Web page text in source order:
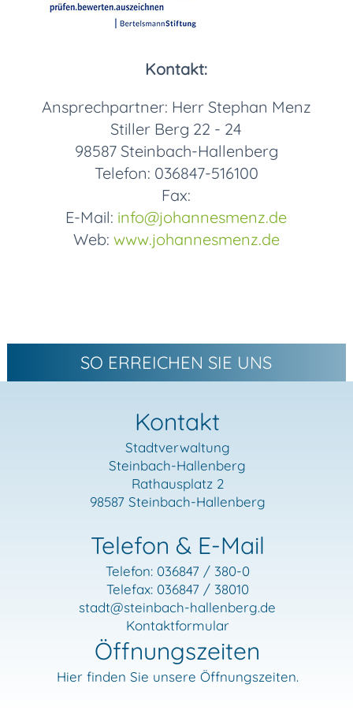
Kontakt:
Ansprechpartner: Herr Stephan Menz
Stiller Berg 22 - 24
98587 Steinbach-Hallenberg
Telefon: 036847-516100
Fax:
E-Mail: info@johannesmenz.de
Web: www.johannesmenz.de
SO ERREICHEN SIE UNS
Kontakt
Stadtverwaltung
Steinbach-Hallenberg
Rathausplatz 2
98587 Steinbach-Hallenberg
Telefon & E-Mail
Telefon: 036847 / 380-0
Telefax: 036847 / 38010
stadt@steinbach-hallenberg.de
Kontaktformular
Öffnungszeiten
Hier finden Sie unsere Öffnungszeiten.